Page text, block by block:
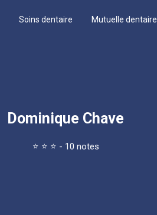
Soins dentaire Mutuelle dentaire
Dominique Chave
⭐ ⭐ ⭐ - 10 notes